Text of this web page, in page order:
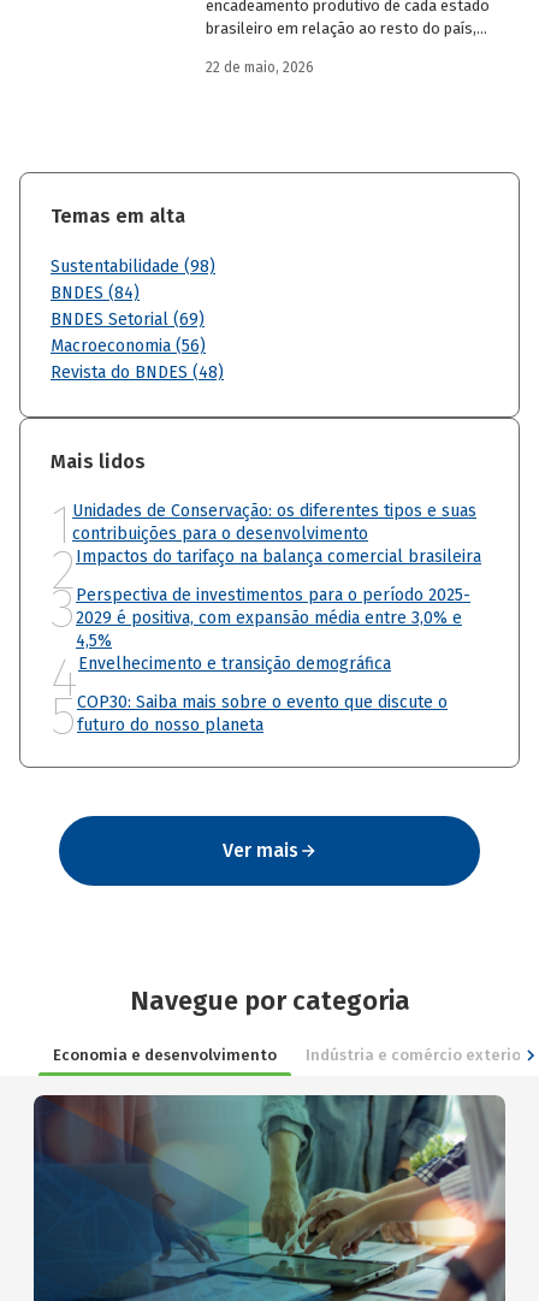
encadeamento produtivo de cada estado
brasileiro em relação ao resto do país,
quanto o estímulo a um estado ou setor
22 de maio, 2026
Temas em alta
Sustentabilidade (98)
BNDES (84)
BNDES Setorial (69)
Macroeconomia (56)
Revista do BNDES (48)
Mais lidos
1 Unidades de Conservação: os diferentes tipos e suas
contribuições para o desenvolvimento
2Impactos do tarifaço na balança comercial brasileira
3Perspectiva de investimentos para o período 2025-
2029 é positiva, com expansão média entre 3,0% e
4,5%
4Envelhecimento e transição demográfica
5COP30: Saiba mais sobre o evento que discute o
futuro do nosso planeta
Ver mais
Navegue por categoria
Economia e desenvolvimento Indústria e comércio exterior